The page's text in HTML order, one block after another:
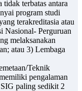
terbatas antara
program studi
terakreditasia atau
Perguruan
melaksanakan
atau 3) Lembaga
Teknik
pengalaman
paling sedikit 2